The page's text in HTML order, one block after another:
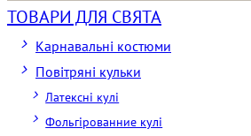
ТОВАРИ ДЛЯ СВЯТА
Карнавальні костюми
Повітряні кульки
Латексні кулі
Фольгірованние кулі